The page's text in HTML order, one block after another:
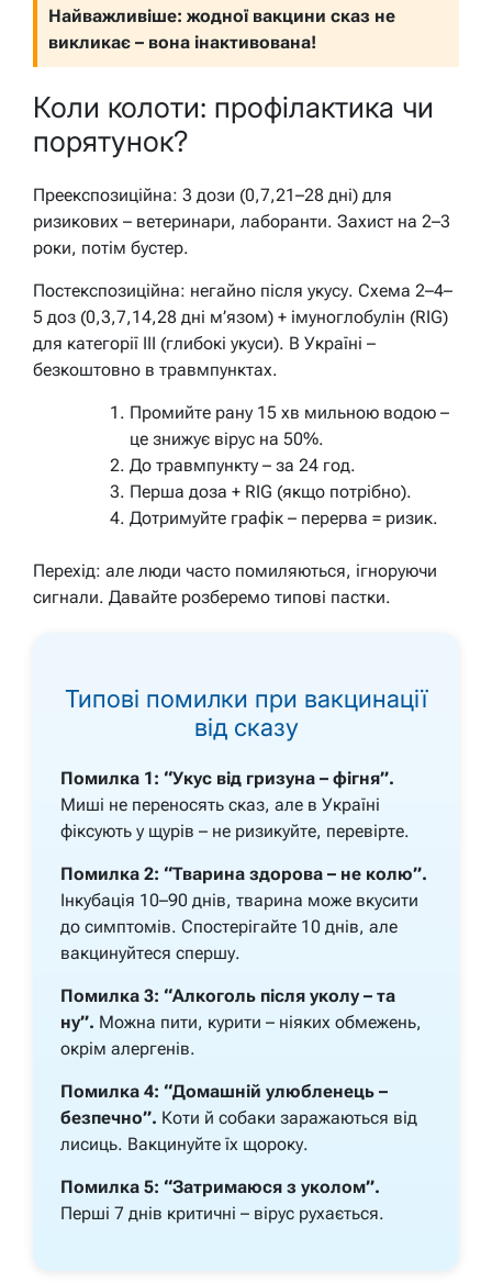
Найважливіше: жодної вакцини сказ не
викликає – вона інактивована!
Коли колоти: профілактика чи
порятунок?
Преекспозиційна: 3 дози (0,7,21–28 дні) для
ризикових – ветеринари, лаборанти. Захист на 2–3
роки, потім бустер.
Постекспозиційна: негайно після укусу. Схема 2–4–
5 доз (0,3,7,14,28 дні м’язом) + імуноглобулін (RIG)
для категорії III (глибокі укуси). В Україні –
безкоштовно в травмпунктах.
Промийте рану 15 хв мильною водою –
це знижує вірус на 50%.
До травмпункту – за 24 год.
Перша доза + RIG (якщо потрібно).
Дотримуйте графік – перерва = ризик.
Перехід: але люди часто помиляються, ігноруючи
сигнали. Давайте розберемо типові пастки.
Типові помилки при вакцинації
від сказу
Помилка 1: “Укус від гризуна – фігня”.
Миші не переносять сказ, але в Україні
фіксують у щурів – не ризикуйте, перевірте.
Помилка 2: “Тварина здорова – не колю”.
Інкубація 10–90 днів, тварина може вкусити
до симптомів. Спостерігайте 10 днів, але
вакцинуйтеся спершу.
Помилка 3: “Алкоголь після уколу – та
ну”. Можна пити, курити – ніяких обмежень,
окрім алергенів.
Помилка 4: “Домашній улюбленець –
безпечно”. Коти й собаки заражаються від
лисиць. Вакцинуйте їх щороку.
Помилка 5: “Затримаюся з уколом”.
Перші 7 днів критичні – вірус рухається.